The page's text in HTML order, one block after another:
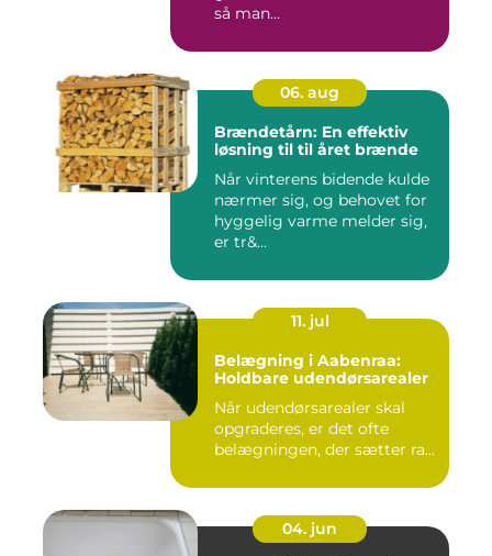
så man...
06. aug
Brændetårn: En effektiv
løsning til til året brænde
Når vinterens bidende kulde
nærmer sig, og behovet for
hyggelig varme melder sig,
er tr&...
11. jul
Belægning i Aabenraa:
Holdbare udendørsarealer
Når udendørsarealer skal
opgraderes, er det ofte
belægningen, der sætter ra...
04. jun